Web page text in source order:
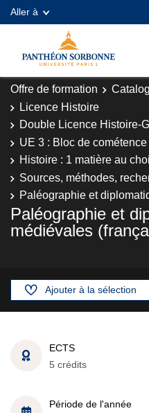
Aller à
Offre de formation
Licence Histoire
Double Licence Histoire-
UE 3 : Bloc de
Histoire : 1 matière au
Sources, méthodes,
Paléographie et
Paléographie et
médiévales
Ajouter à la sélection
ECTS
5 crédits
Période de l'année